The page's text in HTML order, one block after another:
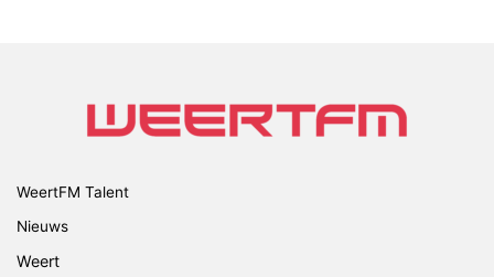
WeertFM Talent
Nieuws
Weert